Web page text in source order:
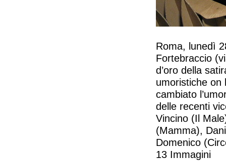
Roma, lunedì
Fortebraccio
d’oro della
umoristiche on
cambiato
delle recenti
Vincino (Il
(Mamma),
Domenico
13 Immagini